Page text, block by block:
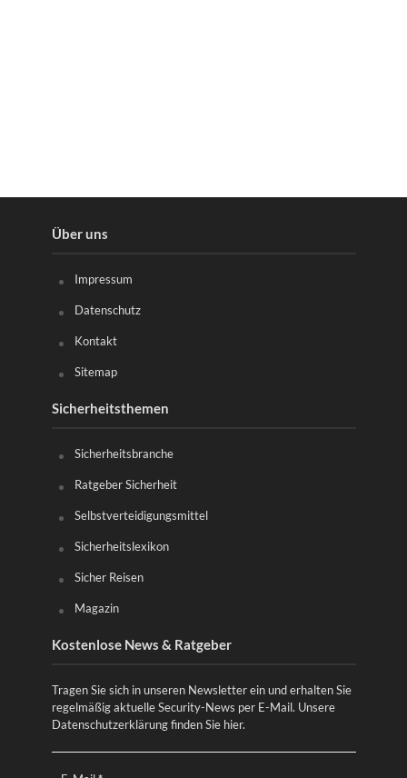
Über uns
Impressum
Datenschutz
Kontakt
Sitemap
Sicherheitsthemen
Sicherheitsbranche
Ratgeber Sicherheit
Selbstverteidigungsmittel
Sicherheitslexikon
Sicher Reisen
Magazin
Kostenlose News & Ratgeber
Tragen Sie sich in unseren Newsletter ein und erhalten Sie
regelmäßig aktuelle Security-News per E-Mail. Unsere
Datenschutzerklärung finden Sie hier.